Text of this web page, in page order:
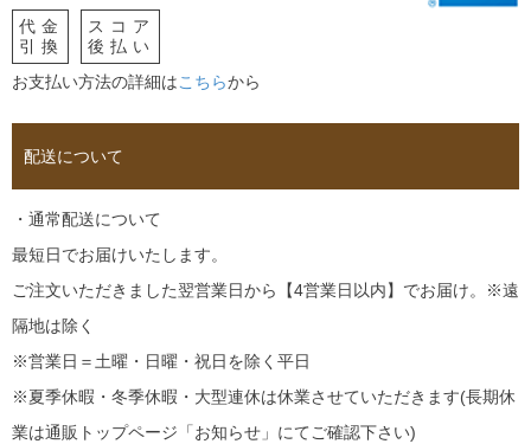
代金
引換
スコア
後払い
お支払い方法の詳細はこちらから
配送について
・通常配送について
最短日でお届けいたします。
ご注文いただきました翌営業日から【4営業日以内】でお届け。※遠
隔地は除く
※営業日＝土曜・日曜・祝日を除く平日
※夏季休暇・冬季休暇・大型連休は休業させていただきます(長期休
業は通販トップページ「お知らせ」にてご確認下さい)